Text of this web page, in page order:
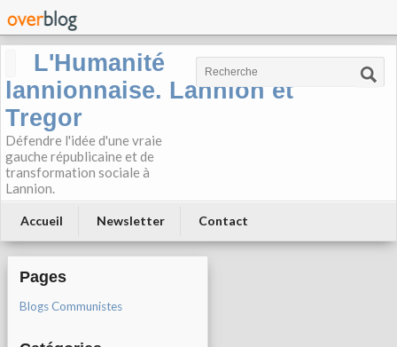
L'Humanité
lannionnaise. Lannion et
Tregor
Défendre l'idée d'une vraie
gauche républicaine et de
transformation sociale à
Lannion.
Accueil Newsletter Contact
Pages
Blogs Communistes